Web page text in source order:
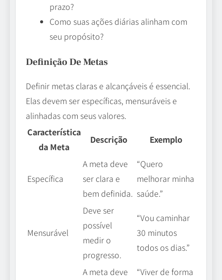
prazo?
Como suas ações diárias alinham com
seu propósito?
Definição De Metas
Definir metas claras e alcançáveis é essencial.
Elas devem ser específicas, mensuráveis e
alinhadas com seus valores.
Característica
da Meta
Descrição Exemplo
Específica
A meta deve
ser clara e
bem definida.
“Quero
melhorar minha
saúde.”
Mensurável
Deve ser
possível
medir o
progresso.
“Vou caminhar
30 minutos
todos os dias.”
A meta deve
“Viver de forma